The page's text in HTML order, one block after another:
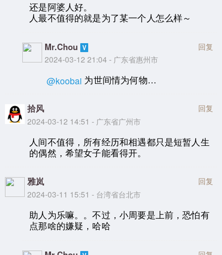
还是阿婆人好。
人最不值得的就是为了某一个人怎么样～
Mr.Chou
2024-03-12 21:04 - 广东省惠州市
回复
@koobai 为世间情为何物…
拾风
2024-03-12 14:51 - 广东省广州市
回复
人间不值得，所有经历和相遇都只是短暂人生
的偶然，希望女子能看得开。
雅岚
2024-03-11 15:51 - 台湾省台北市
回复
助人为乐嘛。。不过，小周要是上前，恐怕有
点那啥的嫌疑，哈哈